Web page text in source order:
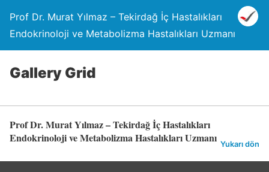
Prof Dr. Murat Yılmaz – Tekirdağ İç Hastalıkları
Endokrinoloji ve Metabolizma Hastalıkları Uzmanı
Gallery Grid
Prof Dr. Murat Yılmaz – Tekirdağ İç Hastalıkları
Endokrinoloji ve Metabolizma Hastalıkları Uzmanı Yukarı dön